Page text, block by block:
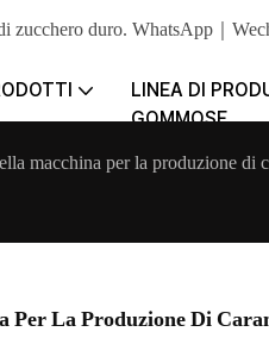
duro. WhatsApp｜
LINEA DI
GOMMOSE
macchina per la produzione di
Per La Produzione Di